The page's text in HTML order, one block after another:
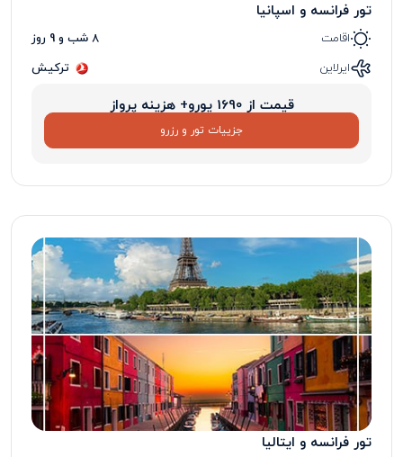
تور فرانسه و اسپانیا
اقامت
8 شب و 9 روز
ایرلاین
ترکیش
قیمت از 1690 یورو+ هزینه پرواز
جزییات تور و رزرو
تور فرانسه و ایتالیا